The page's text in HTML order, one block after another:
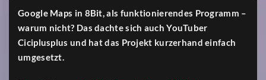
Google Maps in 8Bit, als funktionierendes Programm –
warum nicht? Das dachte sich auch YouTuber
Ciciplusplus und hat das Projekt kurzerhand einfach
umgesetzt.